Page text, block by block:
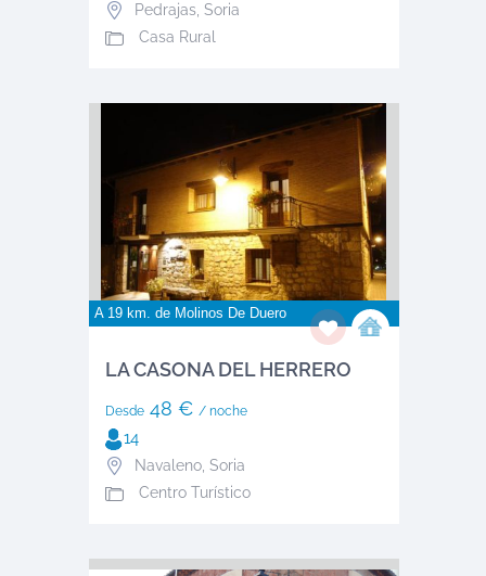
Pedrajas, Soria
Casa Rural
A 19 km. de Molinos De Duero
LA CASONA DEL HERRERO
Desde48 € / noche
14
Navaleno, Soria
Centro Turístico